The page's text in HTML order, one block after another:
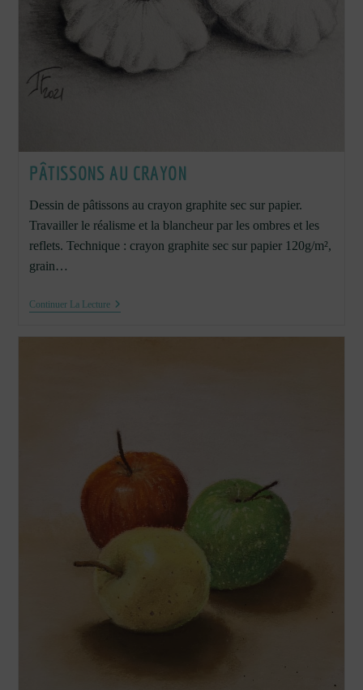
PÂTISSONS AU CRAYON
Dessin de pâtissons au crayon graphite sec sur papier.
Travailler le réalisme et la blancheur par les ombres et les
reflets. Technique : crayon graphite sec sur papier 120g/m²,
grain…
Continuer La LecturePâtissons
Au